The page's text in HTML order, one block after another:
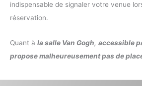
indispensable de signaler votre venue
réservation.
Quant à la salle Van Gogh, accessible
propose malheureusement pas de